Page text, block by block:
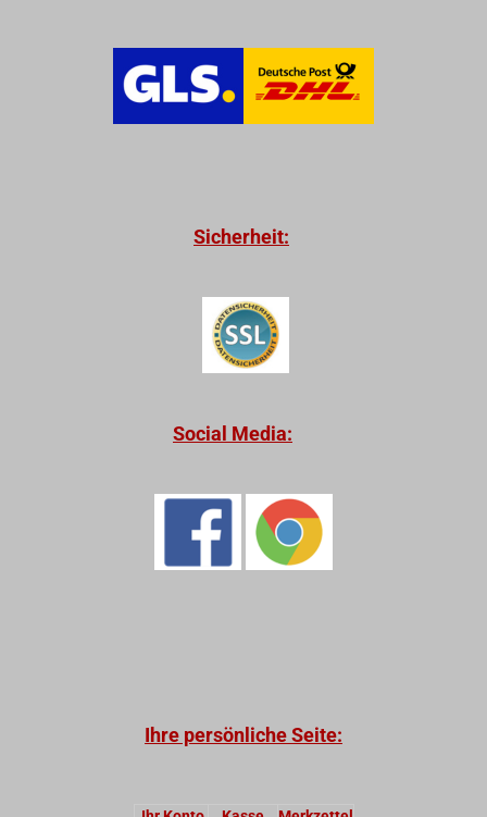
Sicherheit:
Social Media:
Ihre persönliche Seite: